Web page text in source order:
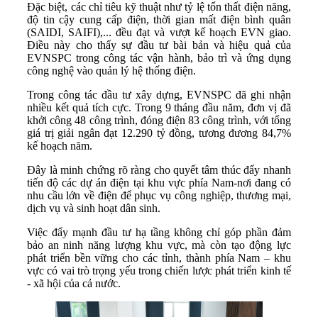
Đặc biệt, các chỉ tiêu kỹ thuật như tỷ lệ tổn thất điện năng,
độ tin cậy cung cấp điện, thời gian mất điện bình quân
(SAIDI, SAIFI),... đều đạt và vượt kế hoạch EVN giao.
Điều này cho thấy sự đầu tư bài bản và hiệu quả của
EVNSPC trong công tác vận hành, bảo trì và ứng dụng
công nghệ vào quản lý hệ thống điện.
Trong công tác đầu tư xây dựng, EVNSPC đã ghi nhận
nhiều kết quả tích cực. Trong 9 tháng đầu năm, đơn vị đã
khởi công 48 công trình, đóng điện 83 công trình, với tổng
giá trị giải ngân đạt 12.290 tỷ đồng, tương đương 84,7%
kế hoạch năm.
Đây là minh chứng rõ ràng cho quyết tâm thúc đẩy nhanh
tiến độ các dự án điện tại khu vực phía Nam-nơi đang có
nhu cầu lớn về điện để phục vụ công nghiệp, thương mại,
dịch vụ và sinh hoạt dân sinh.
Việc đẩy mạnh đầu tư hạ tầng không chỉ góp phần đảm
bảo an ninh năng lượng khu vực, mà còn tạo động lực
phát triển bền vững cho các tỉnh, thành phía Nam – khu
vực có vai trò trọng yếu trong chiến lược phát triển kinh tế
- xã hội của cả nước.